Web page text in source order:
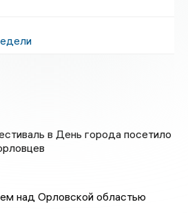
в День города посетило
над Орловской областью